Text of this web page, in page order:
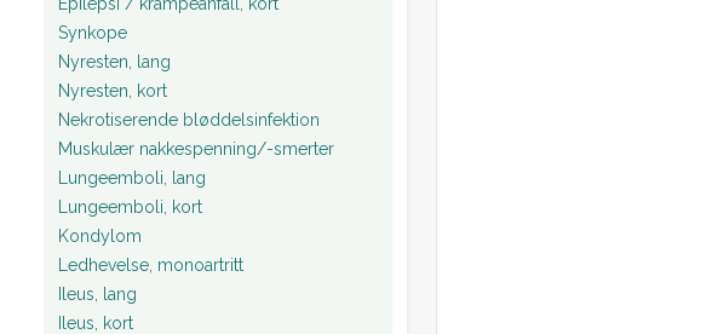
Synkope
Nyresten, lang
Nyresten, kort
Nekrotiserende bløddelsinfektion
Muskulær nakkespenning/-smerter
Lungeemboli, lang
Lungeemboli, kort
Kondylom
Ledhevelse, monoartritt
Ileus, lang
Ileus, kort